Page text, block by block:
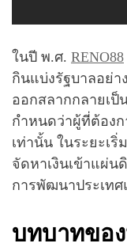
ในปี พ.ศ. RENO88
กินแบ่งรัฐบาลอย่า
ออกสลากกลายเป็
กำหนดว่าผู้ที่ต้อง
เท่านั้น ในระยะเ
จัดหาเงินเข้าแผ่น
การพัฒนาประเท
บทบาทขอ